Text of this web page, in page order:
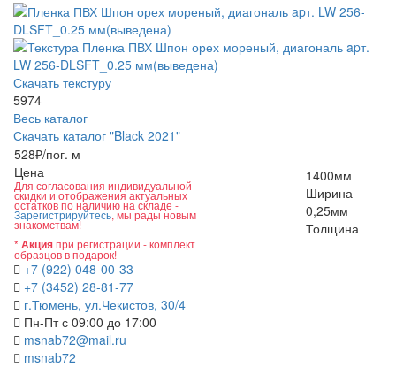
Скачать текстуру
5974
Весь каталог
Скачать каталог "Black 2021"
528₽/пог. м
Цена
Для согласования индивидуальной
скидки и отображения актуальных
остатков по наличию на складе -
Зарегистрируйтесь, мы рады новым
знакомствам!
* Акцияпри регистрации - комплект
образцов в подарок!
1400мм
Ширина
0,25мм
Толщина
+7 (922) 048-00-33
+7 (3452) 28-81-77
г.Тюмень, ул.Чекистов, 30/4
Пн-Пт с 09:00 до 17:00
msnab72@mail.ru
msnab72